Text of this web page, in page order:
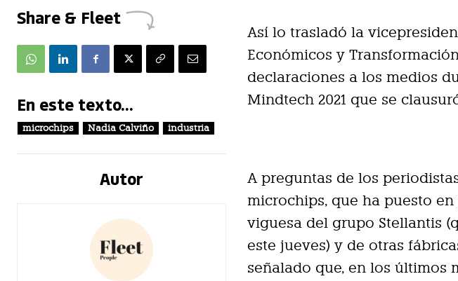
Share & Fleet
En este texto...
microchips Nadia Calviño industria
Autor
Así lo trasladó la
Económicos y
declaraciones a los medios
Mindtech 2021 que se
A preguntas de los
microchips, que ha puesto
viguesa del grupo Stellantis
este jueves) y de otras
señalado que, en los últimos